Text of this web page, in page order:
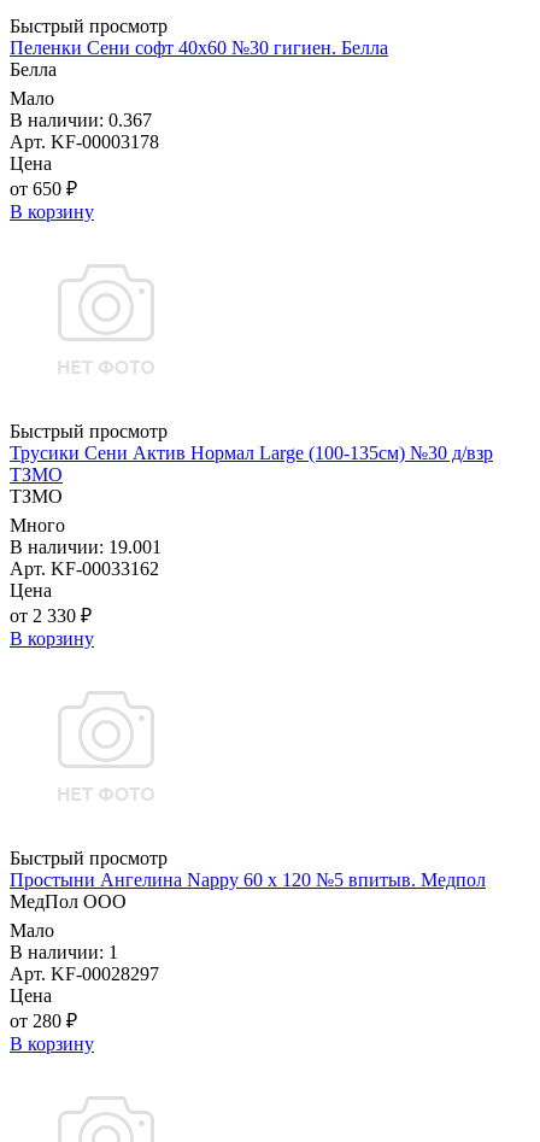
Быстрый просмотр
Пеленки Сени софт 40х60 №30 гигиен. Белла
Белла
Мало
В наличии: 0.367
Арт. KF-00003178
Цена
от 650 ₽
В корзину
Быстрый просмотр
Трусики Сени Актив Нормал Large (100-135см) №30 д/взр
ТЗМО
ТЗМО
Много
В наличии: 19.001
Арт. KF-00033162
Цена
от 2 330 ₽
В корзину
Быстрый просмотр
Простыни Ангелина Nappy 60 х 120 №5 впитыв. Медпол
МедПол ООО
Мало
В наличии: 1
Арт. KF-00028297
Цена
от 280 ₽
В корзину